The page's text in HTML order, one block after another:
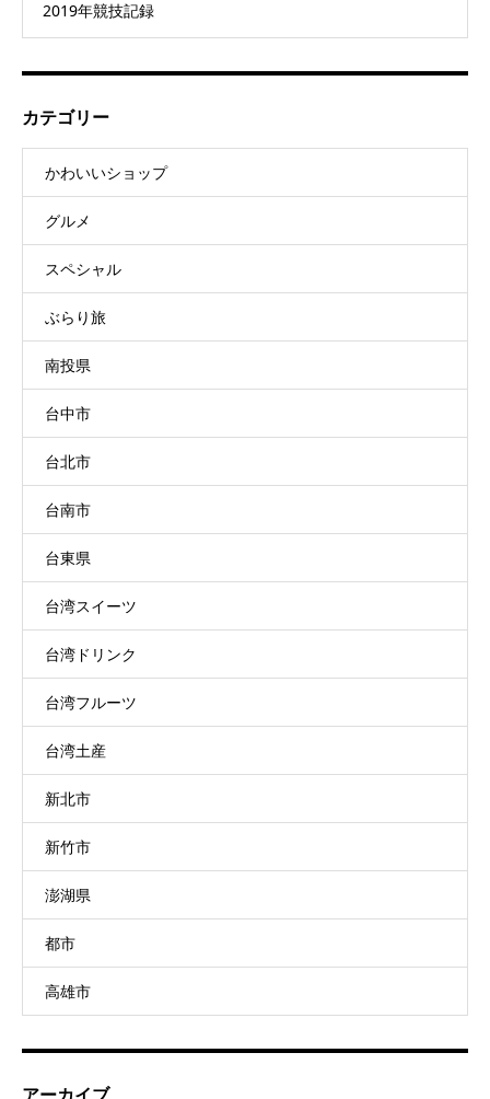
2019年競技記録
カテゴリー
かわいいショップ
グルメ
スペシャル
ぶらり旅
南投県
台中市
台北市
台南市
台東県
台湾スイーツ
台湾ドリンク
台湾フルーツ
台湾土産
新北市
新竹市
澎湖県
都市
高雄市